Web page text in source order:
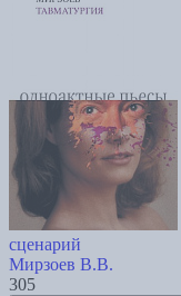
сценарий
Мирзоев В.В.
305